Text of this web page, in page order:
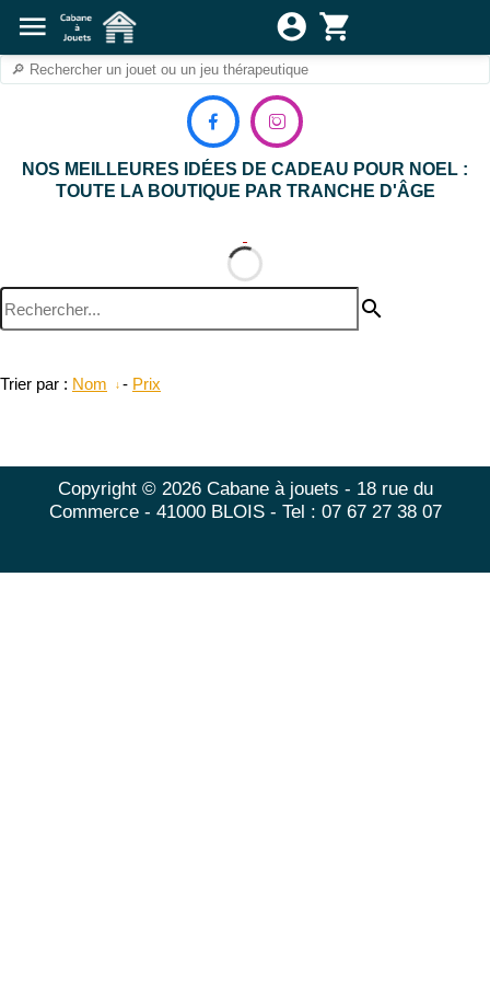
 
NOS MEILLEURES IDÉES DE CADEAU POUR NOEL :
TOUTE LA BOUTIQUE PAR TRANCHE D'ÂGE
search
Trier par : Nom - Prix
Copyright © 2026 Cabane à jouets - 18 rue du
Commerce - 41000 BLOIS - Tel : 07 67 27 38 07
menu account_circle shopping_cart